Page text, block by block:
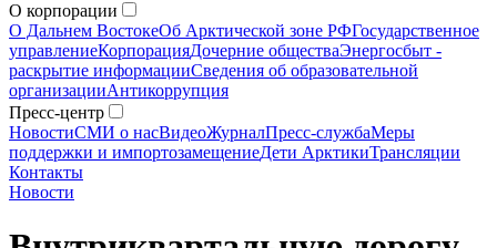
О корпорации
О Дальнем ВостокеОб Арктической зоне РФГосударственное
управлениеКорпорацияДочерние обществаЭнергосбыт -
раскрытие информацииСведения об образовательной
организацииАнтикоррупция
Пресс-центр
НовостиСМИ о насВидеоЖурналПресс-службаМеры
поддержки и импортозамещениеДети АрктикиТрансляции
Контакты
Новости